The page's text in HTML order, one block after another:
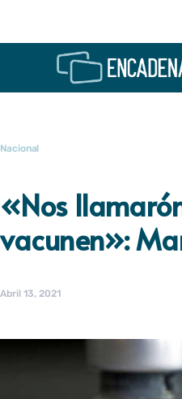
Nacional
«Nos
vacunen»:
Abril 13, 2021